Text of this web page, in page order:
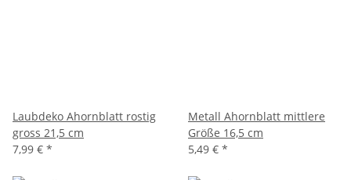
Laubdeko Ahornblatt rostig
gross 21,5 cm
7,99 € *
Metall Ahornblatt mittlere
Größe 16,5 cm
5,49 € *